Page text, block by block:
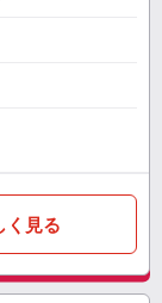
く見る